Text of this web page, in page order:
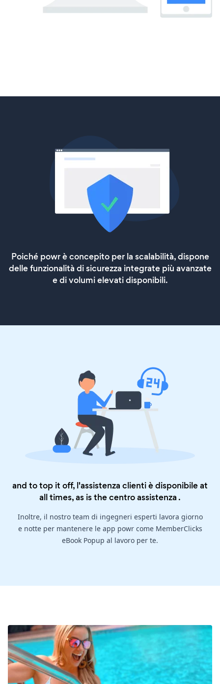
Poiché powr è concepito per la scalabilità, dispone
delle funzionalità di sicurezza integrate più avanzate
e di volumi elevati disponibili.
and to top it off, l'assistenza clienti è disponibile at
all times, as is thecentro assistenza .
Inoltre, il nostro team di ingegneri esperti lavora giorno
e notte per mantenere le app powr come MemberClicks
eBook Popup al lavoro per te.